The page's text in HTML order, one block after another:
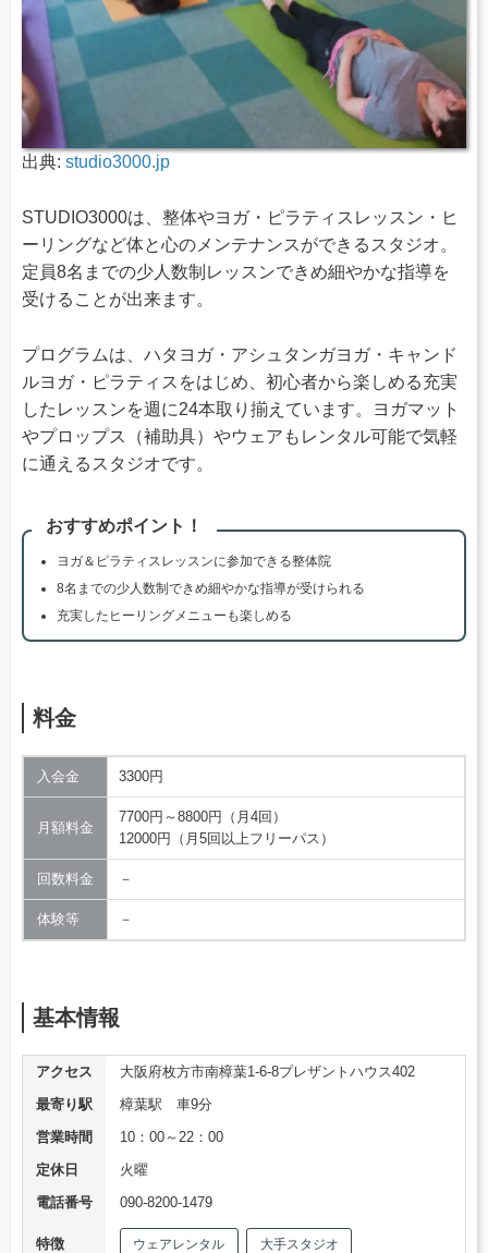
出典: studio3000.jp
STUDIO3000は、整体やヨガ・ピラティスレッスン・ヒ
ーリングなど体と心のメンテナンスができるスタジオ。
定員8名までの少人数制レッスンできめ細やかな指導を
受けることが出来ます。
プログラムは、ハタヨガ・アシュタンガヨガ・キャンド
ルヨガ・ピラティスをはじめ、初心者から楽しめる充実
したレッスンを週に24本取り揃えています。ヨガマット
やプロップス（補助具）やウェアもレンタル可能で気軽
に通えるスタジオです。
おすすめポイント！
ヨガ＆ピラティスレッスンに参加できる整体院
8名までの少人数制できめ細やかな指導が受けられる
充実したヒーリングメニューも楽しめる
料金
入会金 3300円
月額料金
7700円～8800円（月4回）
12000円（月5回以上フリーパス）
回数料金 －
体験等 －
基本情報
アクセス
大阪府枚方市南樟葉1-6-8プレザントハウス402
最寄り駅
樟葉駅 車9分
営業時間
10：00～22：00
定休日
火曜
電話番号
090-8200-1479
特徴 ウェアレンタル 大手スタジオ